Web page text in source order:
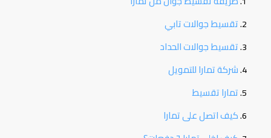
تقسيط جوالات تابي
تقسيط جوالات الحداد
شركة تمارا للتمويل
تمارا تقسيط
كيف اتصل على تمارا